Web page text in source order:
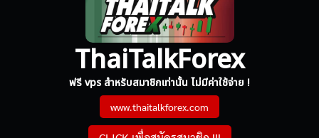
ThaiTalkForex
ฟรี vps สำหรับสมาชิกเท่านั้น ไม่มีค่าใช้จ่าย !
www.thaitalkforex.com